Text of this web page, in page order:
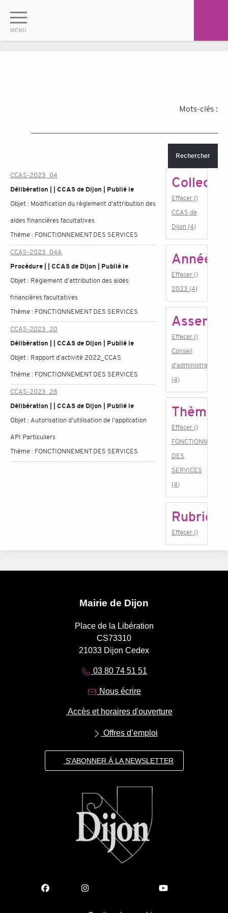
Mots-clés :
Rechercher
CCAS-2023_04
Délibération | | CCAS de Dijon | Publié le
Objet : Modification du règlement d'attribution des
aides financières facultatives
Thème : FONCTIONNEMENT DES SERVICES
CCAS-2023_04A
Procédure | | CCAS de Dijon | Publié le
Objet : Règlement d'attribution des aides
financières facultatives
Thème : FONCTIONNEMENT DES SERVICES
CCAS-2023_20
Délibération | | CCAS de Dijon | Publié le
Objet : Rapport d'activité 2022_CCAS
Thème : FONCTIONNEMENT DES SERVICES
CCAS-2023_28
Délibération | | CCAS de Dijon | Publié le
Objet : Autorisation d'utilisation de l'application
API Particuliers
Thème : FONCTIONNEMENT DES SERVICES
Effacer ()
CCAS de
Dijon (4)
Année
Effacer ()
2023 (4)
Effacer ()
Conseil
d'administration
(4)
Thème
Effacer ()
DES
SERVICES
(4)
Rubrique
Effacer ()
Mairie de Dijon
Place de la Libération
CS73310
21033 Dijon Cedex
03 80 74 51 51
Nous écrire
Accès et horaires d'ouverture
Offres d’emploi
S'ABONNER À LA NEWSLETTER